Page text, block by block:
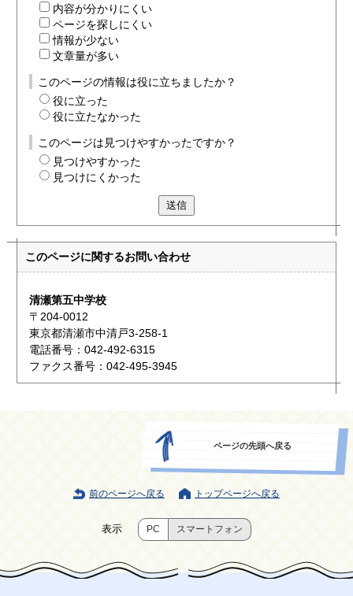
内容が分かりにくい
ページを探しにくい
情報が少ない
文章量が多い
このページの情報は役に立ちましたか？
役に立った
役に立たなかった
このページは見つけやすかったですか？
見つけやすかった
見つけにくかった
送信
このページに関するお問い合わせ
清瀬第五中学校
〒204-0012
東京都清瀬市中清戸3-258-1
電話番号：042-492-6315
ファクス番号：042-495-3945
ページの先頭へ戻る
前のページへ戻る トップページへ戻る
表示 PC スマートフォン